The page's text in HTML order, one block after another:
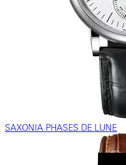
SAXONIA PHASES DE LUNE